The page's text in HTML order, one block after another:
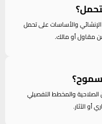
الإنشائي والأساسات على تحمل
مقاول أو مالك.
والمخطط التفصيلي
أو الآثار.